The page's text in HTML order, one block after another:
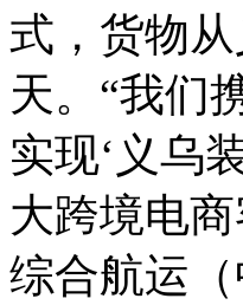
式，货物
天。“我们
实现‘义乌
大跨境电
综合航运